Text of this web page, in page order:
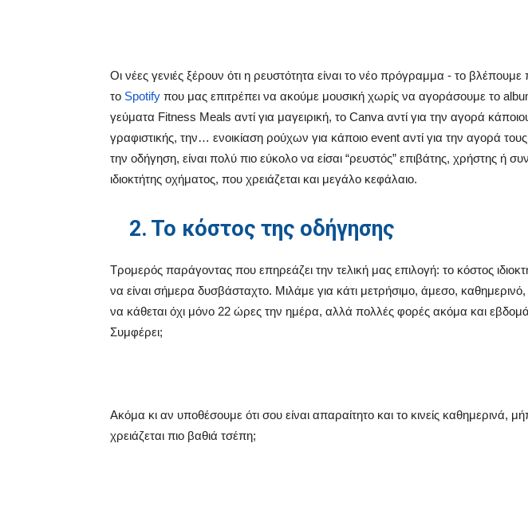
Οι νέες γενιές ξέρουν ότι η ρευστότητα είναι το νέο πρόγραμμα - το
το Spotify που μας επιτρέπει να ακούμε μουσική χωρίς να αγοράσουμε το
γεύματα Fitness Meals αντί για μαγειρική, το Canva αντί για την αγορά
γραφιστικής, την… ενοικίαση ρούχων για κάποιο event αντί για την αγορά
την οδήγηση, είναι πολύ πιο εύκολο να είσαι “ρευστός” επιβάτης, χρήστης ή
ιδιοκτήτης οχήματος, που χρειάζεται και μεγάλο κεφάλαιο.
2. Το κόστος της οδήγησης
Τρομερός παράγοντας που επηρεάζει την τελική μας επιλογή: το κόστος
να είναι σήμερα δυσβάσταχτο. Μιλάμε για κάτι μετρήσιμο, άμεσο,
να κάθεται όχι μόνο 22 ώρες την ημέρα, αλλά πολλές φορές ακόμα και
Συμφέρει;
Ακόμα κι αν υποθέσουμε ότι σου είναι απαραίτητο και το κινείς καθημερινά,
χρειάζεται πιο βαθιά τσέπη;